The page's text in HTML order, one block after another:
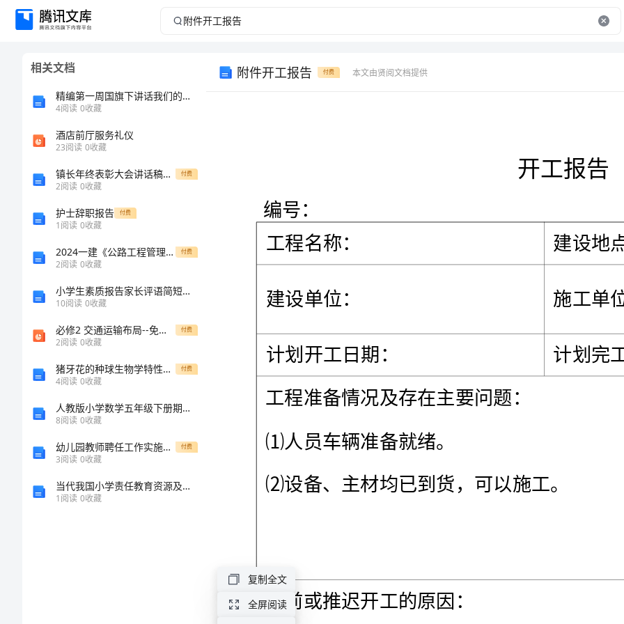
附
号：
（QD10-
05）
相关文档
精编第一周国旗下讲话我们的征程是星辰大海参考发言稿
4阅读 0收藏
酒店前厅服务礼仪
23阅读 0收藏
镇长年终表彰大会讲话稿范文一 付费
2阅读 0收藏
护士辞职报告 付费
1阅读 0收藏
2024一建《公路工程管理与实务》练习题C卷 付费
2阅读 0收藏
小学生素质报告家长评语简短【精彩多篇】
10阅读 0收藏
必修2 交通运输布局--免费-课件（PPT·精·选） 付费
2阅读 0收藏
猪牙花的种球生物学特性及光适应性研究的开题报告 付费
4阅读 0收藏
人教版小学数学五年级下册期末测试卷带答案（综合卷）2
8阅读 0收藏
幼儿园教师聘任工作实施方案 付费
3阅读 0收藏
当代我国小学责任教育资源及其利用状况研究的开题报告
1阅读 0收藏
附件开工报告 付费 本文由贤阅文档提供
复制全文
全屏阅读